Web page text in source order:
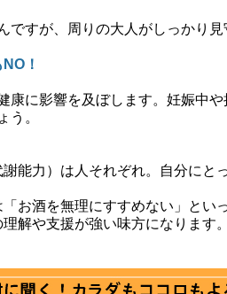
ですが、周りの大人がしっかり見
！
康に影響を及ぼします。妊娠中
う。
能力）は人それぞれ。自分にと
お酒を無理にすすめない」と
解や支援が強い味方になります。